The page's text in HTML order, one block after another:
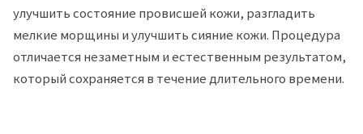
улучшить состояние провисшей кожи, разгладить
мелкие морщины и улучшить сияние кожи. Процедура
отличается незаметным и естественным результатом,
который сохраняется в течение длительного времени.